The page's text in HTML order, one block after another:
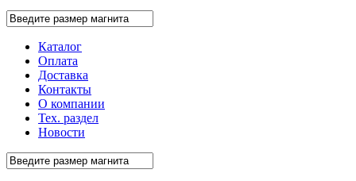
Каталог
Оплата
Доставка
Контакты
О компании
Тех. раздел
Новости